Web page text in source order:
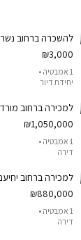
להשכרה ברחוב נשר
₪3,000
1 אמבטיה •
יחידת דיור
למכירה ברחוב מורד הגיא
₪1,050,000
1 אמבטיה •
דירה
למכירה ברחוב יחיעם
₪880,000
1 אמבטיה •
דירה